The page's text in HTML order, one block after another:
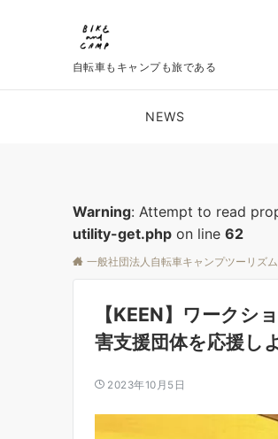
自転車もキャンプも旅である
NEWS
Warning: Attempt to read
utility-get.php on line 62
一般社団法人自転車キャンプツーリズ
【KEEN】ワーク
害支援団体を応援し
2023年10月5日